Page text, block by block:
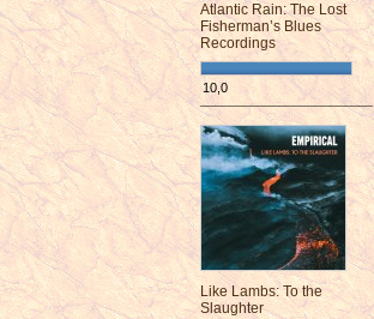
Atlantic Rain: The Lost
Fisherman’s Blues
Recordings
10,0
¯¯¯¯¯¯¯¯¯¯¯¯¯¯¯¯¯¯¯¯¯¯¯¯
Like Lambs: To the
Slaughter